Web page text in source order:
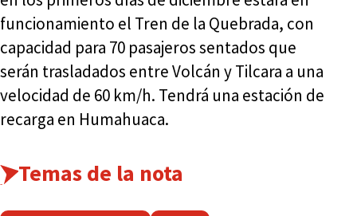
funcionamiento el Tren de la Quebrada, con
capacidad para 70 pasajeros sentados que
serán trasladados entre Volcán y Tilcara a una
velocidad de 60 km/h. Tendrá una estación de
recarga en Humahuaca.
Temas de la nota